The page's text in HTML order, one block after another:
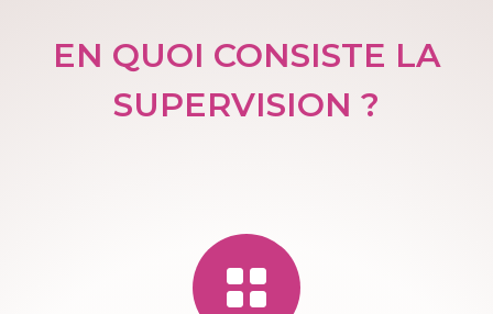
EN QUOI CONSISTE LA
SUPERVISION ?
